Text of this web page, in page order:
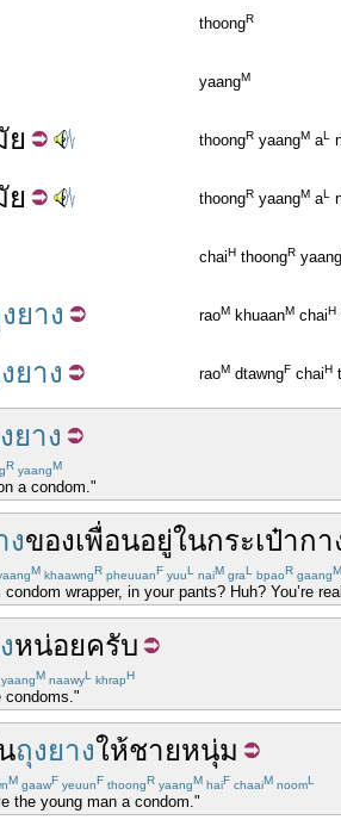
thoongR
yaangM
ย thoongR yaangM aL
ย thoongR yaangM aL
chaiH thoongR yaang
ยาง raoM khuaanM chaiH
ยาง raoM dtawngF chaiH
ยาง
R yaangM
a condom."
งของเพื่อนอยู่ในกระเป๋ากา
M khaawngR pheuuanF yuuL naiM graL bpaoR gaangM
condom wrapper, in your pants? Huh? You’re
หน่อยครับ
yaangM naawyL khrapH
condoms."
ถุงยางให้ชายหนุ่ม
M gaawF yeuunF thoongR yaangM haiF chaaiM noomL
the young man a condom."